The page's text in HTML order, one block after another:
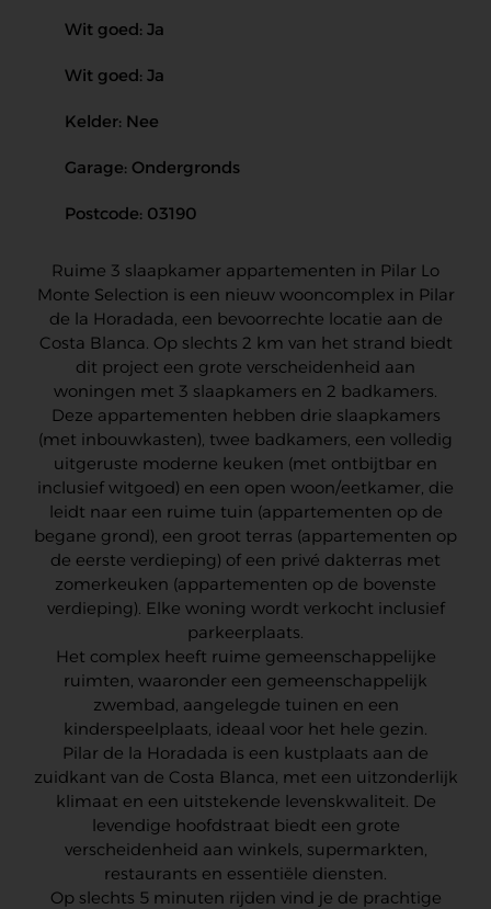
Wit goed: Ja
Wit goed: Ja
Kelder: Nee
Garage: Ondergronds
Postcode: 03190
Ruime 3 slaapkamer appartementen in Pilar Lo
Monte Selection is een nieuw wooncomplex in Pilar
de la Horadada, een bevoorrechte locatie aan de
Costa Blanca. Op slechts 2 km van het strand biedt
dit project een grote verscheidenheid aan
woningen met 3 slaapkamers en 2 badkamers.
Deze appartementen hebben drie slaapkamers
(met inbouwkasten), twee badkamers, een volledig
uitgeruste moderne keuken (met ontbijtbar en
inclusief witgoed) en een open woon/eetkamer, die
leidt naar een ruime tuin (appartementen op de
begane grond), een groot terras (appartementen op
de eerste verdieping) of een privé dakterras met
zomerkeuken (appartementen op de bovenste
verdieping). Elke woning wordt verkocht inclusief
parkeerplaats.
Het complex heeft ruime gemeenschappelijke
ruimten, waaronder een gemeenschappelijk
zwembad, aangelegde tuinen en een
kinderspeelplaats, ideaal voor het hele gezin.
Pilar de la Horadada is een kustplaats aan de
zuidkant van de Costa Blanca, met een uitzonderlijk
klimaat en een uitstekende levenskwaliteit. De
levendige hoofdstraat biedt een grote
verscheidenheid aan winkels, supermarkten,
restaurants en essentiële diensten.
Op slechts 5 minuten rijden vind je de prachtige